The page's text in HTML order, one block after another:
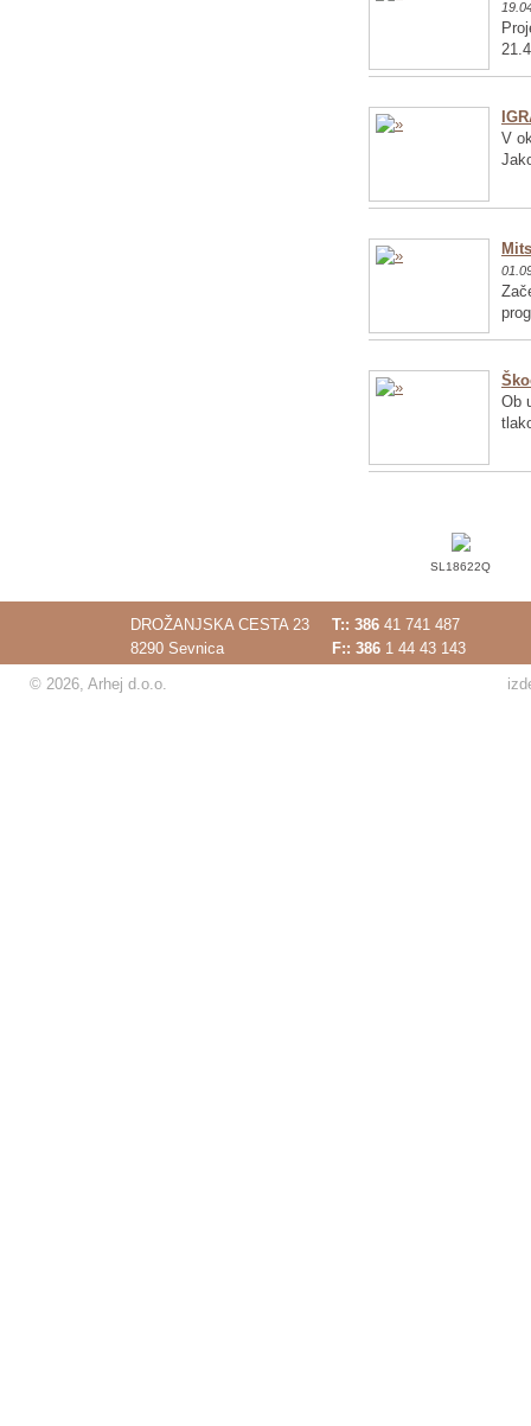
V
Ob
SL18622Q
DROŽANJSKA CESTA 23
8290 Sevnica
T:: 386 41 741 487
F:: 386 1 44 43 143
© 2026, Arhej d.o.o.